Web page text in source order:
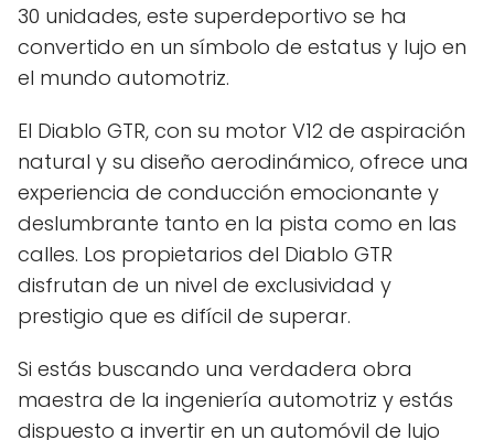
30 unidades, este superdeportivo se ha
convertido en un símbolo de estatus y lujo en
el mundo automotriz.
El Diablo GTR, con su motor V12 de aspiración
natural y su diseño aerodinámico, ofrece una
experiencia de conducción emocionante y
deslumbrante tanto en la pista como en las
calles. Los propietarios del Diablo GTR
disfrutan de un nivel de exclusividad y
prestigio que es difícil de superar.
Si estás buscando una verdadera obra
maestra de la ingeniería automotriz y estás
dispuesto a invertir en un automóvil de lujo